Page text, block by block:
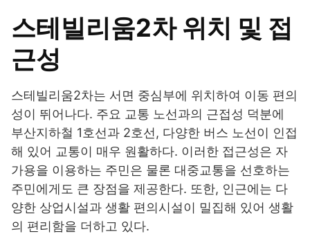
스테빌리움2차 위치 및 접
근성
스테빌리움2차는 서면 중심부에 위치하여 이동 편의
성이 뛰어나다. 주요 교통 노선과의 근접성 덕분에
부산지하철 1호선과 2호선, 다양한 버스 노선이 인접
해 있어 교통이 매우 원활하다. 이러한 접근성은 자
가용을 이용하는 주민은 물론 대중교통을 선호하는
주민에게도 큰 장점을 제공한다. 또한, 인근에는 다
양한 상업시설과 생활 편의시설이 밀집해 있어 생활
의 편리함을 더하고 있다.